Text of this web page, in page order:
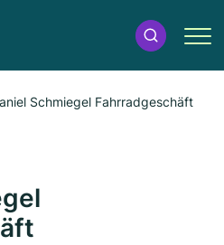
Schmiegel Fahrradgeschäft